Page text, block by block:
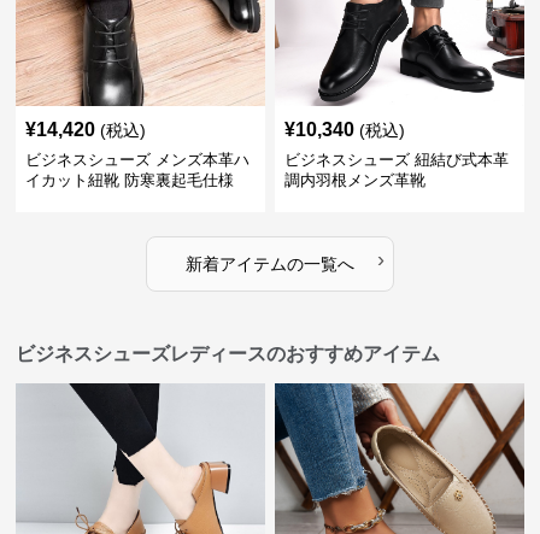
¥14,420 (税込)
ビジネスシューズ メンズ本革ハ
イカット紐靴 防寒裏起毛仕様
¥10,340 (税込)
ビジネスシューズ 紐結び式本革
調内羽根メンズ革靴
新着アイテムの一覧へ ›
ビジネスシューズレディースのおすすめアイテム